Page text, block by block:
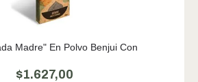
Madre" En Polvo Benjui Con
$1.627,00